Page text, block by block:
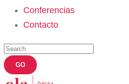
Conferencias
Contacto